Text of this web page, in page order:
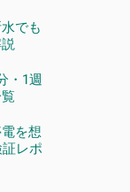
でも
・1週
を想
レポ